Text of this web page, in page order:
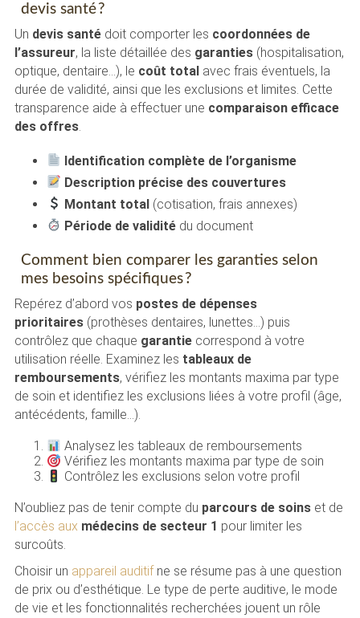
devis santé ?
Un devis santédoit comporter les coordonnées de
l’assureur, la liste détaillée des garanties(hospitalisation,
optique, dentaire…), le coût totalavec frais éventuels, la
durée de validité, ainsi que les exclusions et limites. Cette
transparence aide à effectuer une comparaison efficace
des offres.
Identification complète de l’organisme
Description précise des couvertures
Montant total(cotisation, frais annexes)
Période de validitédu document
Comment bien comparer les garanties selon
mes besoins spécifiques ?
Repérez d’abord vos postes de dépenses
prioritaires(prothèses dentaires, lunettes…) puis
contrôlez que chaque garantiecorrespond à votre
utilisation réelle. Examinez les tableaux de
remboursements, vérifiez les montants maxima par type
de soin et identifiez les exclusions liées à votre profil (âge,
antécédents, famille…).
Analysez les tableaux de remboursements
Vérifiez les montants maxima par type de soin
Contrôlez les exclusions selon votre profil
N’oubliez pas de tenir compte du parcours de soinset de
l’accès aux médecins de secteur 1 pour limiter les
surcoûts.
Choisir un appareil auditifne se résume pas à une question
de prix ou d’esthétique. Le type de perte auditive, le mode
de vie et les fonctionnalités recherchées jouent un rôle